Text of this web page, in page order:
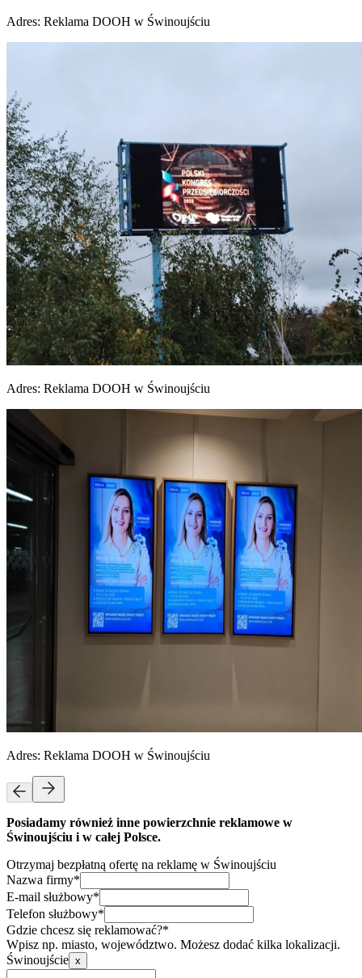
Adres: Reklama DOOH w Świnoujściu
Adres: Reklama DOOH w Świnoujściu
Adres: Reklama DOOH w Świnoujściu
Posiadamy również inne powierzchnie reklamowe w
Świnoujściu i w całej Polsce.
Otrzymaj bezpłatną ofertę na reklamę w Świnoujściu
Nazwa firmy*
E-mail służbowy*
Telefon służbowy*
Gdzie chcesz się reklamować?*
Wpisz np. miasto, województwo. Możesz dodać kilka lokalizacji.
Świnoujście x